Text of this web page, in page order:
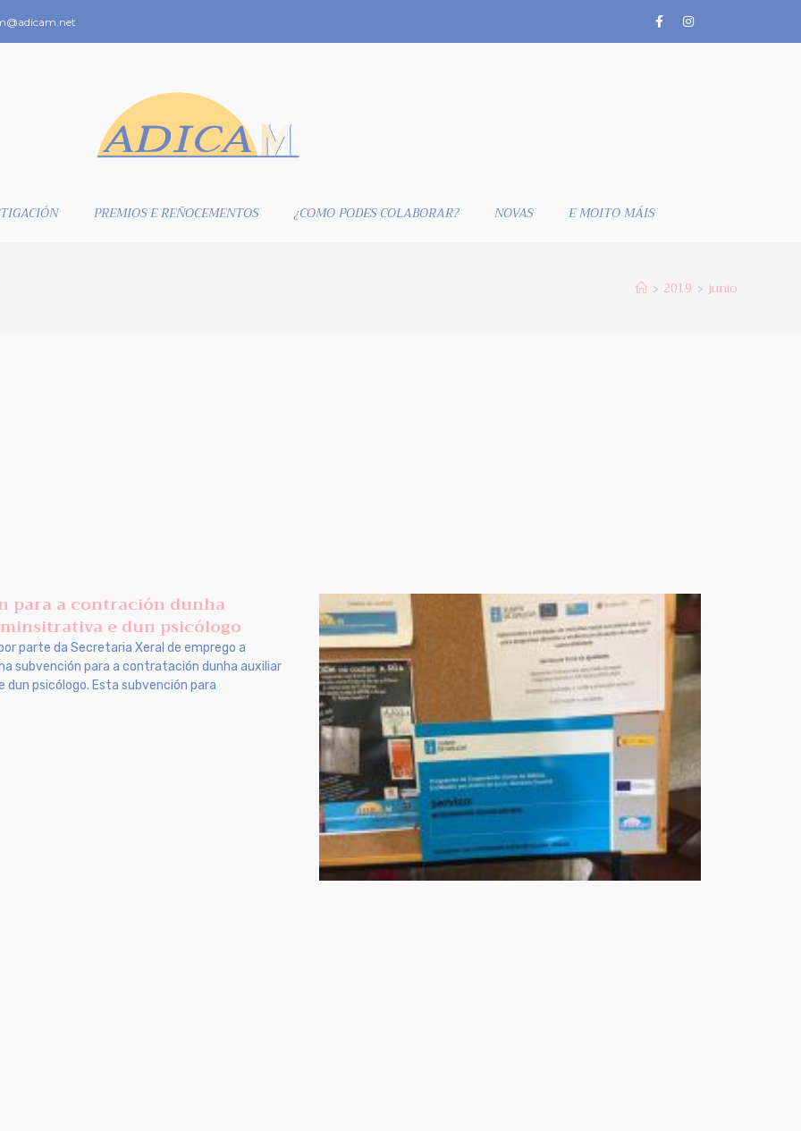
PREMIOS E REÑOCEMENTOS ¿COMO PODES COLABORAR? NOVAS E MOITO MÁIS
> 2019 > junio
para a contración dunha
e dun psicólogo
parte da Secretaria Xeral de emprego a
subvención para a contratación dunha auxiliar
psicólogo. Esta subvención para